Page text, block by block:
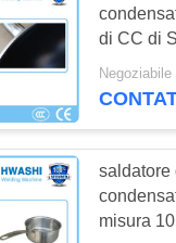
di CC di
per la
saldatore
misura